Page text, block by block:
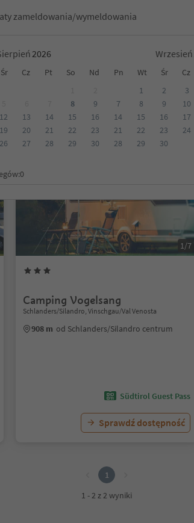
zameldowania/wymeldowania
Wrzesień
Śr Cz Pt So Nd Pn Wt Śr Cz
8
9
12 13 14 15
16
19 20 21 22
23
26 27 28 29
30
1 2 3
7
8 9 10
14
15 16 17
21
22 23 24
28
29 30
0
Opcje wyżywienia Ekologiczne zakwaterowanie
1/7
Camping Vogelsang
Schlanders/Silandro, Vinschgau/Val Venosta
908 m od Schlanders/Silandro centrum
Südtirol Guest Pass
Sprawdź dostępność
1
1 - 2 z 2 wyniki